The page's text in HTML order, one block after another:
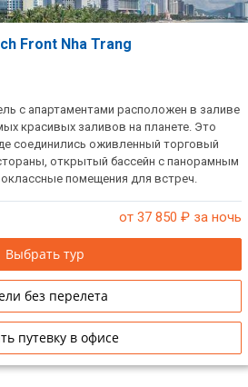
Front Nha Trang
с апартаментами расположен в заливе
красивых заливов на планете. Это
соединились оживленный торговый
открытый бассейн с панорамным
помещения для встреч.
от 37 850 ₽ за ночь
Выбрать тур
без перелета
путевку в офисе